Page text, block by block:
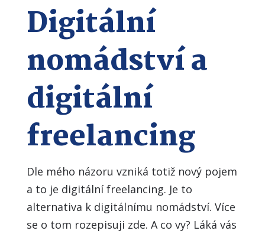
Digitální
nomádství a
digitální
freelancing
Dle mého názoru vzniká totiž nový pojem
a to je digitální freelancing. Je to
alternativa k digitálnímu nomádství. Více
se o tom rozepisuji zde. A co vy? Láká vás